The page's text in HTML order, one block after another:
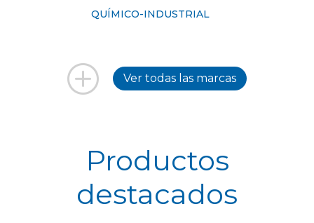
QUÍMICO-INDUSTRIAL
Ver todas las marcas
Productos
destacados